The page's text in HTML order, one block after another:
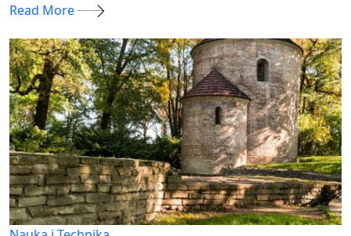
Read More